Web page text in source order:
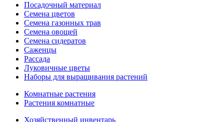
Посадочный материал
Семена цветов
Семена газонных трав
Семена овощей
Семена сидератов
Саженцы
Рассада
Луковичные цветы
Наборы для выращивания растений
Комнатные растения
Растения комнатные
Хозяйственный инвентарь